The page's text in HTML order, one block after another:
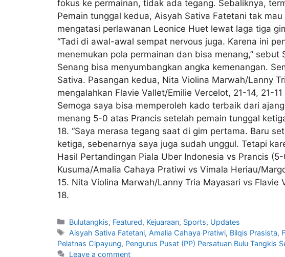
fokus ke permainan, tidak ada tegang. Sebaliknya,
Pemain tunggal kedua, Aisyah Sativa Fatetani tak
mengatasi perlawanan Leonice Huet lewat laga tiga
“Tadi di awal-awal sempat nervous juga. Karena ini
menemukan pola permainan dan bisa menang,”
Senang bisa menyumbangkan angka kemenangan.
Sativa. Pasangan kedua, Nita Violina Marwah/Lanny
mengalahkan Flavie Vallet/Emilie Vercelot, 21-14, 21-
Semoga saya bisa memperoleh kado terbaik dari
menang 5-0 atas Prancis setelah pemain tunggal
18. “Saya merasa tegang saat di gim pertama. Baru
ketiga, sebenarnya saya juga sudah unggul. Tetapi
Hasil Pertandingan Piala Uber Indonesia vs Prancis
Kusuma/Amalia Cahaya Pratiwi vs Vimala Heriau/
15. Nita Violina Marwah/Lanny Tria Mayasari vs Flavie
18.
Bulutangkis, Featured, Kejuaraan, Sports, Updates
Aisyah Sativa Fatetani, Amalia Cahaya Pratiwi, Bilqis Prasista,
Pelatnas Cipayung, Pengurus Pusat (PP) Persatuan Bulu Tangkis
Leave a comment